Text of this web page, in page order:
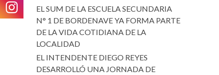
EL SUM DE LA ESCUELA SECUNDARIA
N° 1 DE BORDENAVE YA FORMA PARTE
DE LA VIDA COTIDIANA DE LA
LOCALIDAD
EL INTENDENTE DIEGO REYES
DESARROLLÓ UNA JORNADA DE